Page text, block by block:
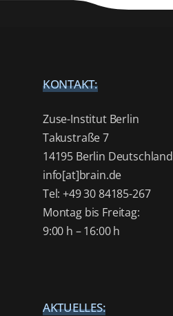
KONTAKT:
Zuse-Institut Berlin
Takustraße 7
14195 Berlin Deutschland
info[at]brain.de
Tel: +49 30 84185-267
Montag bis Freitag:
9:00 h – 16:00 h
AKTUELLES: